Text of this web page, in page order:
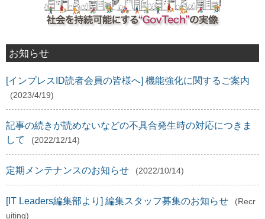
お知らせ
[インプレスID読者会員の皆様へ] 機能強化に関するご案内
(2023/4/19)
記事の続きが読めないなどの不具合発生時の対応につきま
して
(2022/12/14)
定期メンテナンスのお知らせ (2022/10/14)
[IT Leaders編集部より] 編集スタッフ募集のお知らせ
(Recr
uiting)